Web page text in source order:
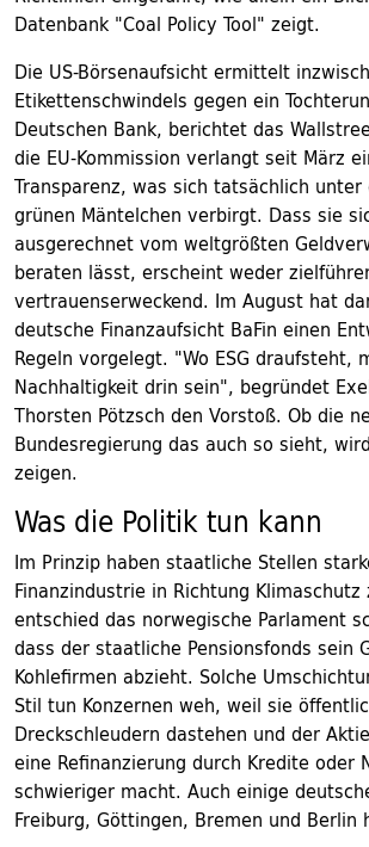
Datenbank "Coal Policy Tool" zeigt.
Die US-Börsenaufsicht ermittelt
Etikettenschwindels gegen ein
Deutschen Bank, berichtet das
die EU-Kommission verlangt seit März
Transparenz, was sich tatsächlich
grünen Mäntelchen verbirgt. Dass sie
ausgerechnet vom weltgrößten
beraten lässt, erscheint weder
vertrauenserweckend. Im August hat
deutsche Finanzaufsicht BaFin einen
Regeln vorgelegt. "Wo ESG draufsteht,
Nachhaltigkeit drin sein", begründet
Thorsten Pötzsch den Vorstoß. Ob die
Bundesregierung das auch so sieht,
zeigen.
Was die Politik tun kann
Im Prinzip haben staatliche Stellen
Finanzindustrie in Richtung Klimaschutz
entschied das norwegische Parlament
dass der staatliche Pensionsfonds sein
Kohlefirmen abzieht. Solche
Stil tun Konzernen weh, weil sie
Dreckschleudern dastehen und der
eine Refinanzierung durch Kredite oder
schwieriger macht. Auch einige
Freiburg, Göttingen, Bremen und